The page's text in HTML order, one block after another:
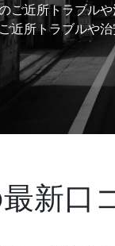
ご近所トラブル
近所トラブルや
新口